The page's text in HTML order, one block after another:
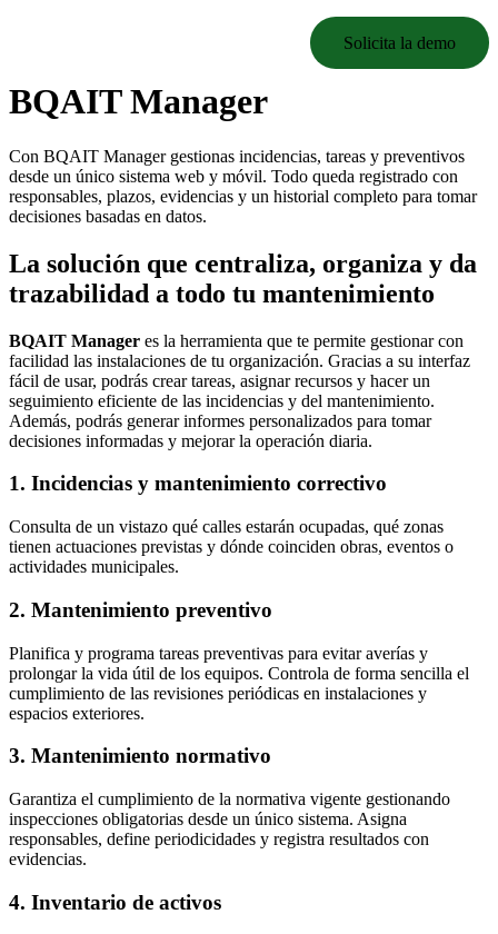
Solicita la demo
BQAIT Manager
Con BQAIT Manager gestionas incidencias, tareas y preventivos
desde un único sistema web y móvil. Todo queda registrado con
responsables, plazos, evidencias y un historial completo para tomar
decisiones basadas en datos.
La solución que centraliza, organiza y da
trazabilidad a todo tu mantenimiento
BQAIT Manager es la herramienta que te permite gestionar con
facilidad las instalaciones de tu organización. Gracias a su interfaz
fácil de usar, podrás crear tareas, asignar recursos y hacer un
seguimiento eficiente de las incidencias y del mantenimiento.
Además, podrás generar informes personalizados para tomar
decisiones informadas y mejorar la operación diaria.
1. Incidencias y mantenimiento correctivo
Consulta de un vistazo qué calles estarán ocupadas, qué zonas
tienen actuaciones previstas y dónde coinciden obras, eventos o
actividades municipales.
2. Mantenimiento preventivo
Planifica y programa tareas preventivas para evitar averías y
prolongar la vida útil de los equipos. Controla de forma sencilla el
cumplimiento de las revisiones periódicas en instalaciones y
espacios exteriores.
3. Mantenimiento normativo
Garantiza el cumplimiento de la normativa vigente gestionando
inspecciones obligatorias desde un único sistema. Asigna
responsables, define periodicidades y registra resultados con
evidencias.
4. Inventario de activos